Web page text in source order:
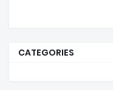
CATEGORIES